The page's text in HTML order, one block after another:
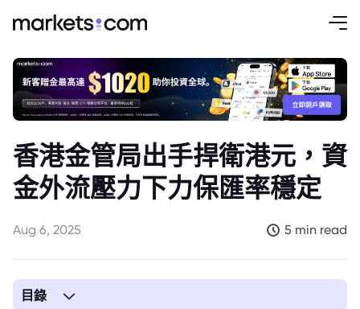
香港金管局出手捍衛港元，資
金外流壓力下力保匯率穩定
Aug 6, 2025 5 min read
目錄